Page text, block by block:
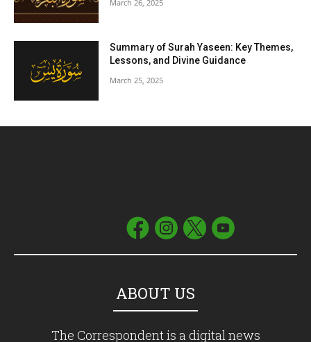
March 26, 2025
Summary of Surah Yaseen: Key Themes,
Lessons, and Divine Guidance
March 25, 2025
ABOUT US
The Correspondent is a digital news